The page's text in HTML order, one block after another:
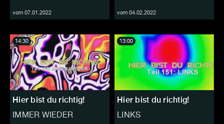
vom 07.01.2022 vom 04.02.2022
Hier bist du richtig!
IMMER WIEDER
14:30
Hier bist du richtig!
LINKS
13:00